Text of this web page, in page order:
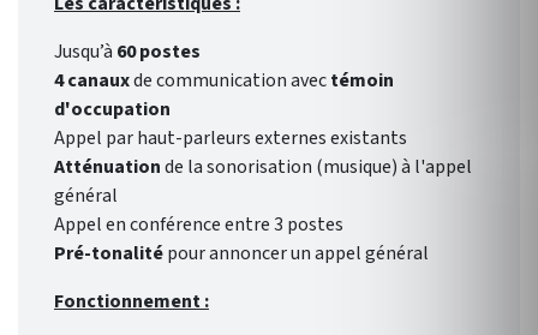
Jusqu’à 60 postes
4 canauxde communication avectémoin
d'occupation
Appel par haut-parleurs externes existants
Atténuationde la sonorisation (musique) à l'appel
général
Appel en conférence entre 3 postes
Pré-tonalitépour annoncer un appel général
Fonctionnement :